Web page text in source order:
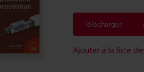
Télécharger
Ajouter à la liste